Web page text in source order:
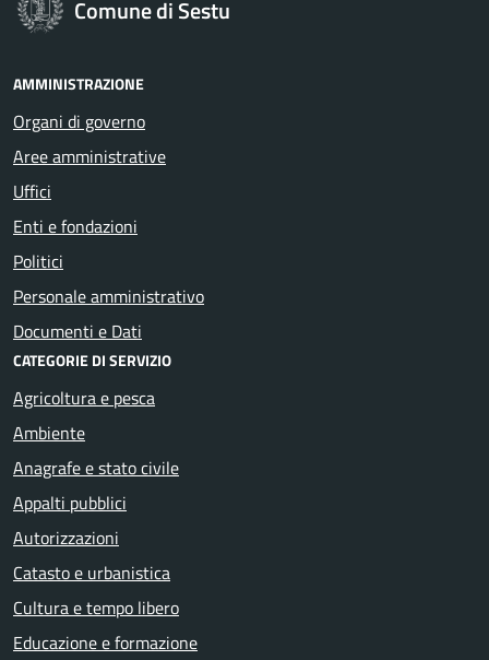
Comune di Sestu
AMMINISTRAZIONE
Organi di governo
Aree amministrative
Uffici
Enti e fondazioni
Politici
Personale amministrativo
Documenti e Dati
CATEGORIE DI SERVIZIO
Agricoltura e pesca
Ambiente
Anagrafe e stato civile
Appalti pubblici
Autorizzazioni
Catasto e urbanistica
Cultura e tempo libero
Educazione e formazione